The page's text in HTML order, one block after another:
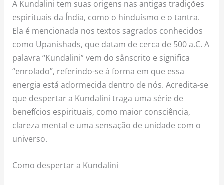
A Kundalini tem suas origens nas antigas tradições
espirituais da Índia, como o hinduísmo e o tantra.
Ela é mencionada nos textos sagrados conhecidos
como Upanishads, que datam de cerca de 500 a.C. A
palavra “Kundalini” vem do sânscrito e significa
“enrolado”, referindo-se à forma em que essa
energia está adormecida dentro de nós. Acredita-se
que despertar a Kundalini traga uma série de
benefícios espirituais, como maior consciência,
clareza mental e uma sensação de unidade com o
universo.
Como despertar a Kundalini